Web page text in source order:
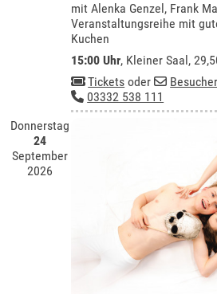
mit Alenka Genzel, Frank
Veranstaltungsreihe mit
Kuchen
15:00 Uhr, Kleiner Saal,
Tickets oder
03332 538 111
Donnerstag
24
September
2026